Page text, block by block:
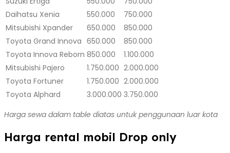
Daihatsu Xenia
550.000
750.000
Mitsubishi Xpander
650.000
850.000
Toyota Grand Innova 650.000
850.000
Toyota Innova Reborn 850.000
1.100.000
Mitsubishi Pajero
1.750.000 2.000.000
Toyota Fortuner
1.750.000 2.000.000
Toyota Alphard
3.000.000 3.750.000
Harga sewa dalam table diatas untuk penggunaan luar kota
Harga rental mobil Drop only